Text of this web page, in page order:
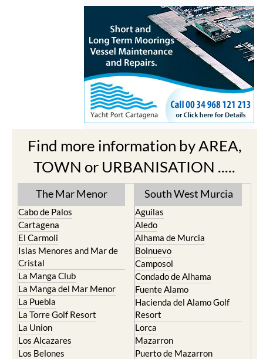
Find more information by AREA,
TOWN or URBANISATION .....
The Mar Menor
Cabo de Palos
Cartagena
El Carmoli
Islas Menores and Mar de
Cristal
La Manga Club
La Manga del Mar Menor
La Puebla
La Torre Golf Resort
La Union
Los Alcazares
Los Belones
South West Murcia
Aguilas
Aledo
Alhama de Murcia
Bolnuevo
Camposol
Condado de Alhama
Fuente Alamo
Hacienda del Alamo Golf
Resort
Lorca
Mazarron
Puerto de Mazarron